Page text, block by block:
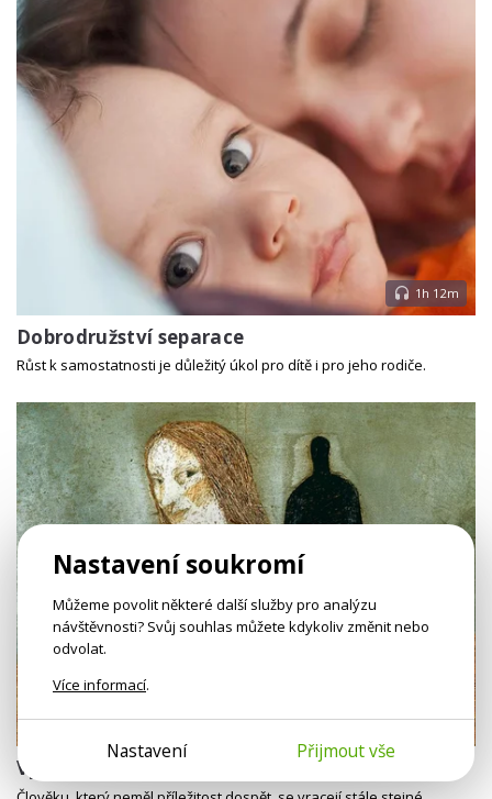
1h 12m
Dobrodružství separace
Růst k samostatnosti je důležitý úkol pro dítě i pro jeho rodiče.
43 min
Vývojové dluhy
Nastavení soukromí
Můžeme povolit některé další služby pro analýzu
návštěvnosti? Svůj souhlas můžete kdykoliv změnit nebo
odvolat.
Více informací.
Nastavení Přijmout vše